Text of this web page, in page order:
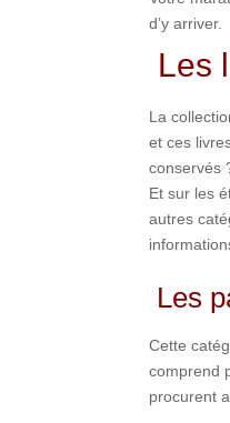
d’y arriver.
Les
La
et ces
conservés
Et sur les
autres
Les
Cette
comprend
procurent